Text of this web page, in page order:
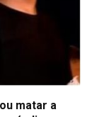
matar a